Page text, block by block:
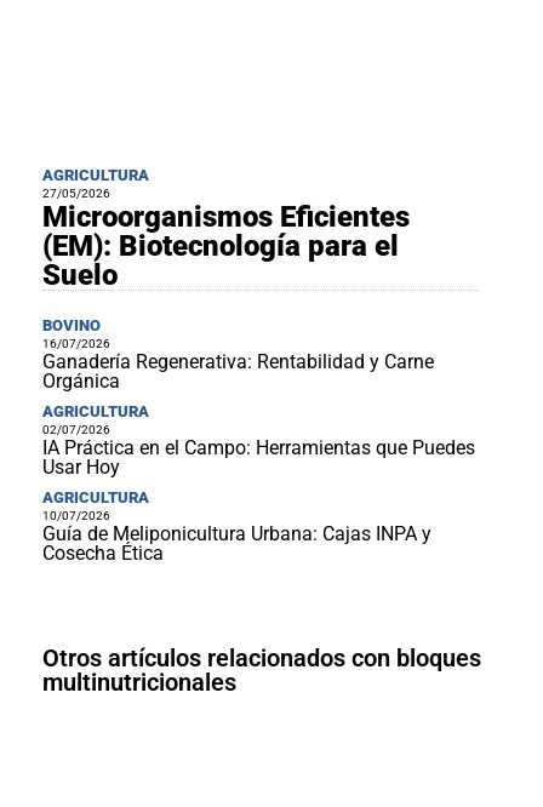
AGRICULTURA
27/05/2026
Microorganismos Eficientes
(EM): Biotecnología para el
Suelo
BOVINO
16/07/2026
Ganadería Regenerativa: Rentabilidad y Carne
Orgánica
AGRICULTURA
02/07/2026
IA Práctica en el Campo: Herramientas que Puedes
Usar Hoy
AGRICULTURA
10/07/2026
Guía de Meliponicultura Urbana: Cajas INPA y
Cosecha Ética
Otros artículos relacionados con bloques
multinutricionales